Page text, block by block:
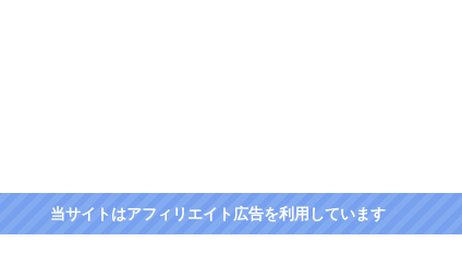
当サイトはアフィリエイト広告を利用しています